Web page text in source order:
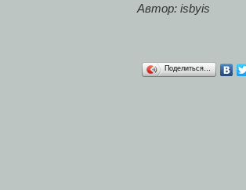
Автор: isbyis
Поделиться…